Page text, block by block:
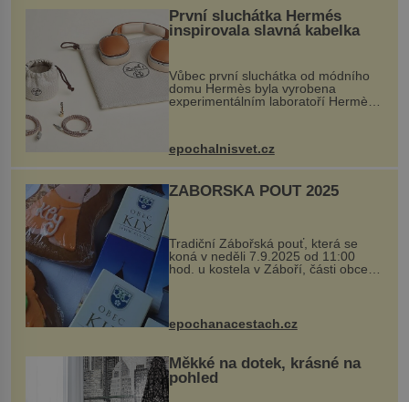
První sluchátka Hermés
inspirovala slavná kabelka
Vůbec první sluchátka od módního
domu Hermès byla vyrobena
experimentálním laboratoří Hermès
kovový...
epochalnisvet.cz
ZÁBOŘSKÁ POUŤ 2025
Tradiční Zábořská pouť, která se
koná v neděli 7.9.2025 od 11:00
hod. u kostela v Záboří, části obce
Kly u Mělníka. V programu naleznete
komentovanou prohlídku kostela,
epochanacestach.cz
Měkké na dotek, krásné na
pohled